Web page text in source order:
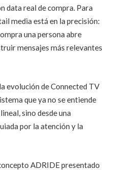
data real de compra. Para
media está en la precisión:
una persona abre
mensajes más relevantes
evolución de Connected TV
que ya no se entiende
sino desde una
por la atención y la
ADRIDE presentado